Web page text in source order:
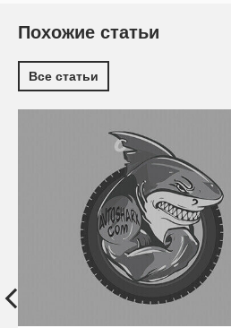
Похожие статьи
Все статьи